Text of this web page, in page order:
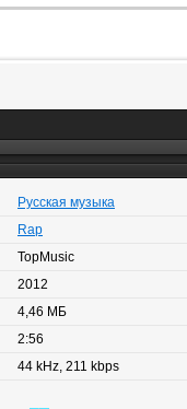
Русская музыка
Rap
TopMusic
2012
4,46 МБ
2:56
44 kHz, 211 kbps